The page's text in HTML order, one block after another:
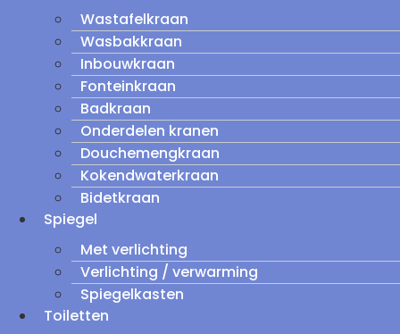
Wastafelkraan
Wasbakkraan
Inbouwkraan
Fonteinkraan
Badkraan
Onderdelen kranen
Douchemengkraan
Kokendwaterkraan
Bidetkraan
Spiegel
Met verlichting
Verlichting / verwarming
Spiegelkasten
Toiletten